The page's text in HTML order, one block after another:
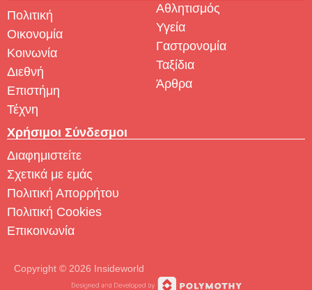
Πολιτική
Οικονομία
Κοινωνία
Διεθνή
Επιστήμη
Τέχνη
Αθλητισμός
Υγεία
Γαστρονομία
Ταξίδια
Άρθρα
Χρήσιμοι Σύνδεσμοι
Διαφημιστείτε
Σχετικά με εμάς
Πολιτική Απορρήτου
Πολιτική Cookies
Επικοινωνία
Copyright © 2026 Insideworld